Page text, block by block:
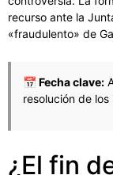
recurso ante la
«fraudulento» de
📅 Fecha clave:
resolución de
¿El fin